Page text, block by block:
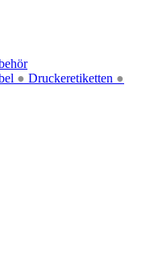
● Druckeretiketten ●